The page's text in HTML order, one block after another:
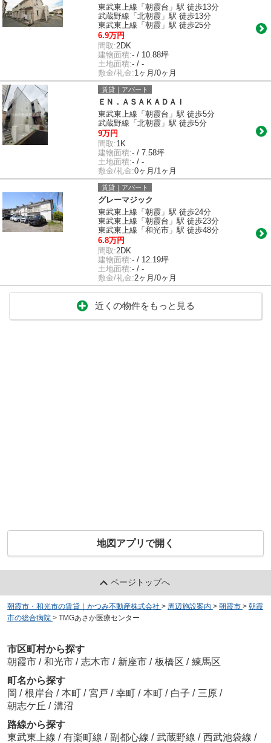
東武東上線「朝霞台」駅 徒歩13分
武蔵野線「北朝霞」駅 徒歩13分
東武東上線「朝霞」駅 徒歩25分
6.9万円
間取:2DK
建物面積:- / 10.88坪
土地面積:- / -
敷金/礼金:1ヶ月/0ヶ月
賃貸｜アパート
ＥＮ．ＡＳＡＫＡＤＡＩ
東武東上線「朝霞台」駅 徒歩5分
武蔵野線「北朝霞」駅 徒歩5分
9万円
間取:1K
建物面積:- / 7.58坪
土地面積:- / -
敷金/礼金:0ヶ月/1ヶ月
賃貸｜アパート
グレーマジック
東武東上線「朝霞」駅 徒歩24分
東武東上線「朝霞台」駅 徒歩23分
東武東上線「和光市」駅 徒歩48分
6.8万円
間取:2DK
建物面積:- / 12.19坪
土地面積:- / -
敷金/礼金:2ヶ月/0ヶ月
近くの物件をもっと見る
地図アプリで開く
ページトップへ
朝霞市・和光市の賃貸｜かつみ不動産株式会社 > 周辺施設案内 > 朝霞市 > 朝霞
市の総合病院 > TMGあさか医療センター
市区町村から探す
朝霞市 / 和光市 / 志木市 / 新座市 / 板橋区 / 練馬区
町名から探す
岡 / 根岸台 / 本町 / 宮戸 / 幸町 / 本町 / 白子 / 三原 /
朝志ケ丘 / 溝沼
路線から探す
東武東上線 / 有楽町線 / 副都心線 / 武蔵野線 / 西武池袋線 /